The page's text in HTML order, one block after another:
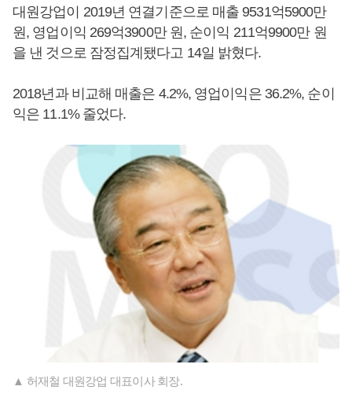
대원강업이 2019년 연결기준으로 매출 9531억5900만
원, 영업이익 269억3900만 원, 순이익 211억9900만 원
을 낸 것으로 잠정집계됐다고 14일 밝혔다.
2018년과 비교해 매출은 4.2%, 영업이익은 36.2%, 순이
익은 11.1% 줄었다.
▲ 허재철 대원강업 대표이사 회장.